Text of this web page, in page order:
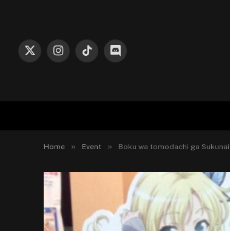
X
InstagramTikTokDiscord
Home » Event » Boku wa tomodachi ga